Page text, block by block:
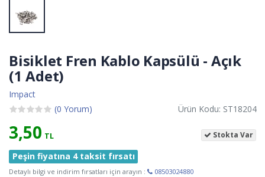
Bisiklet Fren Kablo Kapsülü - Açık
(1 Adet)
Impact
(0 Yorum)
Ürün Kodu: ST18204
3,50 TL Stokta Var
Peşin fiyatına 4 taksit fırsatı
Detaylı bilgi ve indirim fırsatları için arayın : 08503024880